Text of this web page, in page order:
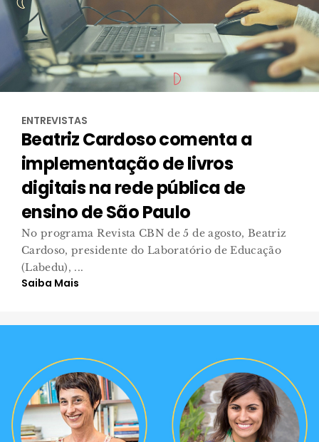
ENTREVISTAS
Beatriz Cardoso comenta a
implementação de livros
digitais na rede pública de
ensino de São Paulo
No programa Revista CBN de 5 de agosto, Beatriz
Cardoso, presidente do Laboratório de Educação
(Labedu), ...
Saiba Mais